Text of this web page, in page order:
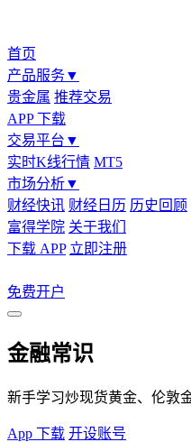
首页
产品服务▼
贵金属 推荐交易
APP 下载
交易平台 ▼
实时K线行情 MT5
市场分析▼
财经快讯 财经日历 历史回顾
富得学院 关于我们
下载 APP 立即注册
免费开户
金融常识
新手学习炒现货黄金、伦敦
App 下载 开设账号